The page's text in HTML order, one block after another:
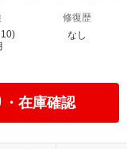
修復歴
なし
・在庫確認